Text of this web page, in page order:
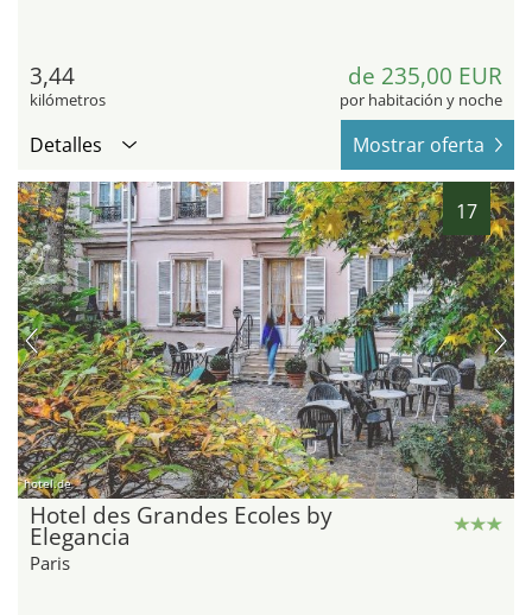
3,44
kilómetros
de 235,00 EUR
por habitación y noche
Detalles Mostrar oferta
17
hotel.de
Hotel des Grandes Ecoles by
Elegancia
Paris